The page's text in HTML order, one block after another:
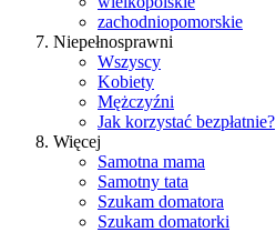
zachodniopomorskie
Niepełnosprawni
Wszyscy
Kobiety
Mężczyźni
Jak korzystać bezpłatnie?
Więcej
Samotna mama
Samotny tata
Szukam domatora
Szukam domatorki